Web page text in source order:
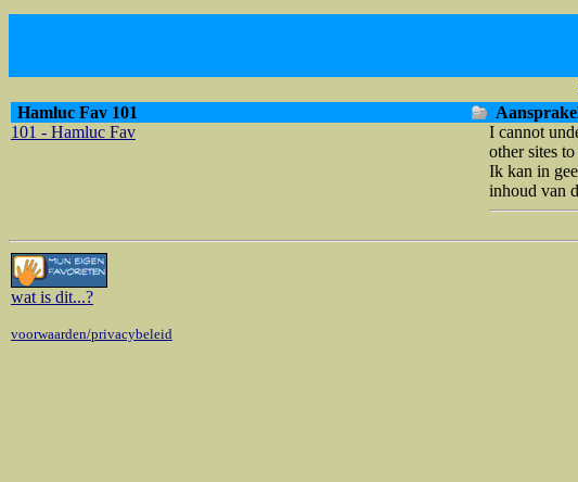
Hamluc Fav 101
101 - Hamluc Fav
I cannot
other sites
Ik kan in
inhoud van
wat is dit...?
voorwaarden/privacybeleid